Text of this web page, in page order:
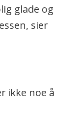
glade og
sier
ikke noe å